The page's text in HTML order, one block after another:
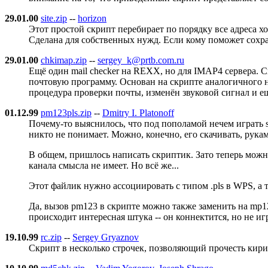
29.01.00 site.zip -- horizon
Этот простой скрипт перебирает по порядку все адреса
Сделана для собственных нужд. Если кому поможет
29.01.00 chkimap.zip -- sergey_k@prtb.com.ru
Ещё один mail checker на REXX, но для IMAP4 сервера.
почтовую программу. Основан на скрипте аналогичного
процедура проверки почты, изменён звуковой сигнал и
01.12.99 pm123pls.zip -- Dmitry I. Platonoff
Почему-то выяснилось, что под пополамой нечем играть
никто не понимает. Можно, конечно, его скачивать,
В общем, пришлось написать скриптик. Зато теперь
канала смысла не имеет. Но всё же...
Этот файлик нужно ассоциировать с типом .pls в WPS, а
Да, вызов pm123 в скрипте можно также заменить на
происходит интересная штука -- он коннектится, но не
19.10.99 rc.zip -- Sergey Gryaznov
Скрипт в несколько строчек, позволяющий прочесть